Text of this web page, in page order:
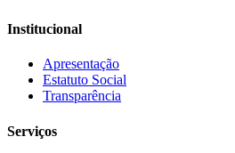
Institucional
Apresentação
Estatuto Social
Transparência
Serviços